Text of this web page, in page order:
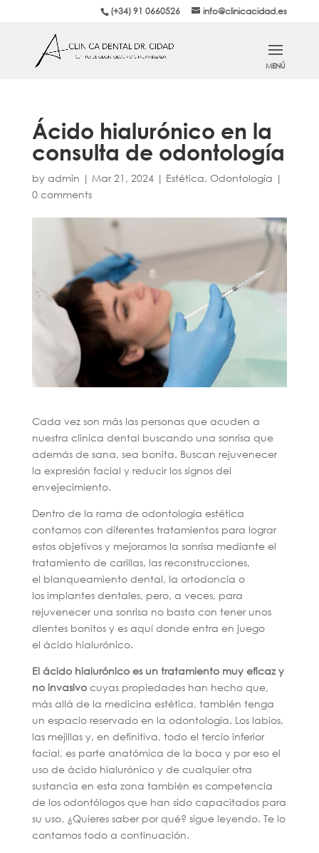
(+34) 91 0660526 info@clinicacidad.es
Ácido hialurónico en la
consulta de odontología
by admin | Mar 21, 2024| Estética, Odontología |
0 comments
Cada vez son más las personas que acuden a
nuestra clínica dental buscando una sonrisa que
además de sana, sea bonita. Buscan rejuvenecer
la expresión facial y reducir los signos del
envejecimiento.
Dentro de la rama de odontología estética
contamos con diferentes tratamientos para lograr
estos objetivos y mejoramos la sonrisa mediante el
tratamiento de carillas, las reconstrucciones,
el blanqueamiento dental, la ortodoncia o
los implantes dentales, pero, a veces, para
rejuvenecer una sonrisa no basta con tener unos
dientes bonitos y es aquí donde entra en juego
el ácido hialurónico.
El ácido hialurónico es un tratamiento muy eficaz y
no invasivocuyas propiedades han hecho que,
más allá de la medicina estética, también tenga
un espacio reservado en la odontología. Los labios,
las mejillas y, en definitiva, todo el tercio inferior
facial, es parte anatómica de la boca y por eso el
uso de ácido hialurónico y de cualquier otra
sustancia en esta zona también es competencia
de los odontólogos que han sido capacitados para
su uso. ¿Quieres saber por qué? sigue leyendo. Te lo
contamos todo a continuación.